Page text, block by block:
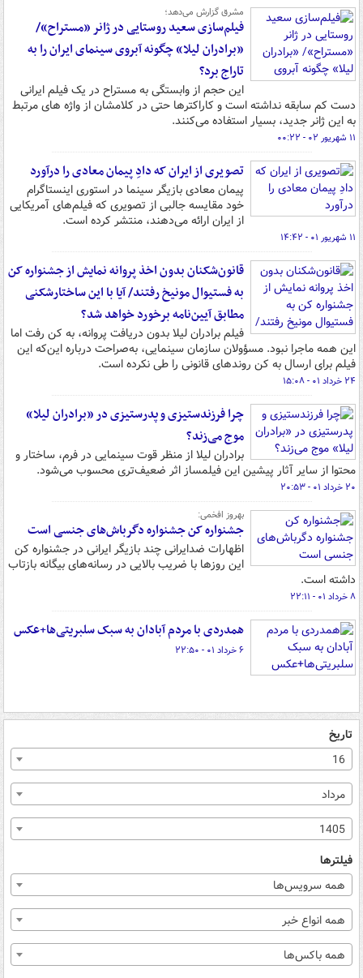
مشرق گزارش می‌دهد؛
فیلم‌سازی سعید روستایی در ژانر «مستراح»/
«برادران لیلا» چگونه آبروی سینمای ایران را به
تاراج برد؟
این حجم از وابستگی به مستراح در یک فیلم ایرانی
دست کم سابقه نداشته است و کاراکترها حتی در کلامشان از واژه های مرتبط
به این ژانر جدید، بسیار استفاده می‌کنند.
۱۱ شهریور ۰۲ - ۰۰:۲۲
تصویری از ایران که دادِ پیمان معادی را درآورد
پیمان معادی بازیگر سینما در استوری اینستاگرام
خود مقایسه جالبی از تصویری که فیلم‌های آمریکایی
از ایران ارائه می‌دهند، منتشر کرده است.
۱۱ شهریور ۰۱ - ۱۴:۴۲
قانون‌شکنان بدون اخذ پروانه نمایش از جشنواره کن
به فستیوال مونیخ رفتند/ آیا با این ساختارشکنی
مطابق آیین‌نامه برخورد خواهد شد؟
فیلم برادران لیلا بدون دریافت پروانه، به کن رفت اما
این همه ماجرا نبود. مسؤولان سازمان سینمایی، به‌صراحت درباره این‌که این
فیلم برای ارسال به کن روندهای قانونی را طی نکرده است.
۲۴ خرداد ۰۱ - ۱۵:۰۸
چرا فرزندستیزی و پدرستیزی در «برادران لیلا»
موج می‌زند؟
برادران لیلا از منظر قوت سینمایی در فرم، ساختار و
محتوا از سایر آثار پیشین این فیلمساز اثر ضعیف‌‎تری محسوب می‌شود.
۲۰ خرداد ۰۱ - ۲۰:۵۳
بهروز افخمی:
جشنواره کن جشنواره دگرباش‌های جنسی است
اظهارات ضدایرانی چند بازیگر ایرانی در جشنواره کن
این روزها با ضریب بالایی در رسانه‌های بیگانه بازتاب
داشته است.
۸ خرداد ۰۱ - ۲۲:۱۱
همدردی با مردم آبادان به سبک سلبریتی‌ها+عکس
۶ خرداد ۰۱ - ۲۲:۵۰
تاریخ
16
مرداد
1405
فیلترها
همه سرویس‌ها
همه انواع خبر
همه باکس‌ها